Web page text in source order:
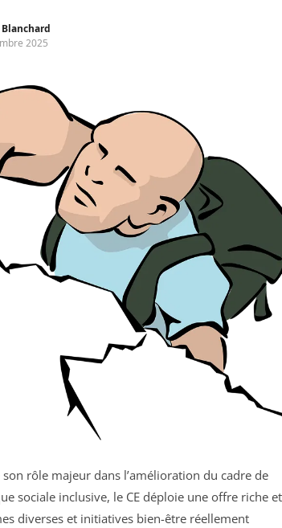
2025
rôle majeur dans l’amélioration du cadre de
sociale inclusive, le CE déploie une offre riche et
diverses et initiatives bien-être réellement